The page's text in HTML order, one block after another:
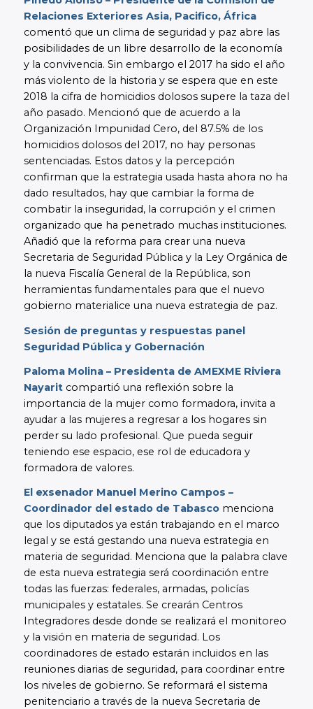
Relaciones Exteriores Asia, Pacifico, África
comentó que un clima de seguridad y paz abre las
posibilidades de un libre desarrollo de la economía
y la convivencia. Sin embargo el 2017 ha sido el año
más violento de la historia y se espera que en este
2018 la cifra de homicidios dolosos supere la taza del
año pasado. Mencionó que de acuerdo a la
Organización Impunidad Cero, del 87.5% de los
homicidios dolosos del 2017, no hay personas
sentenciadas. Estos datos y la percepción
confirman que la estrategia usada hasta ahora no ha
dado resultados, hay que cambiar la forma de
combatir la inseguridad, la corrupción y el crimen
organizado que ha penetrado muchas instituciones.
Añadió que la reforma para crear una nueva
Secretaria de Seguridad Pública y la Ley Orgánica de
la nueva Fiscalía General de la República, son
herramientas fundamentales para que el nuevo
gobierno materialice una nueva estrategia de paz.
Sesión de preguntas y respuestas panel
Seguridad Pública y Gobernación
Paloma Molina – Presidenta de AMEXME Riviera
Nayaritcompartió una reflexión sobre la
importancia de la mujer como formadora, invita a
ayudar a las mujeres a regresar a los hogares sin
perder su lado profesional. Que pueda seguir
teniendo ese espacio, ese rol de educadora y
formadora de valores.
El exsenador Manuel Merino Campos –
Coordinador del estado de Tabascomenciona
que los diputados ya están trabajando en el marco
legal y se está gestando una nueva estrategia en
materia de seguridad. Menciona que la palabra clave
de esta nueva estrategia será coordinación entre
todas las fuerzas: federales, armadas, policías
municipales y estatales. Se crearán Centros
Integradores desde donde se realizará el monitoreo
y la visión en materia de seguridad. Los
coordinadores de estado estarán incluidos en las
reuniones diarias de seguridad, para coordinar entre
los niveles de gobierno. Se reformará el sistema
penitenciario a través de la nueva Secretaria de